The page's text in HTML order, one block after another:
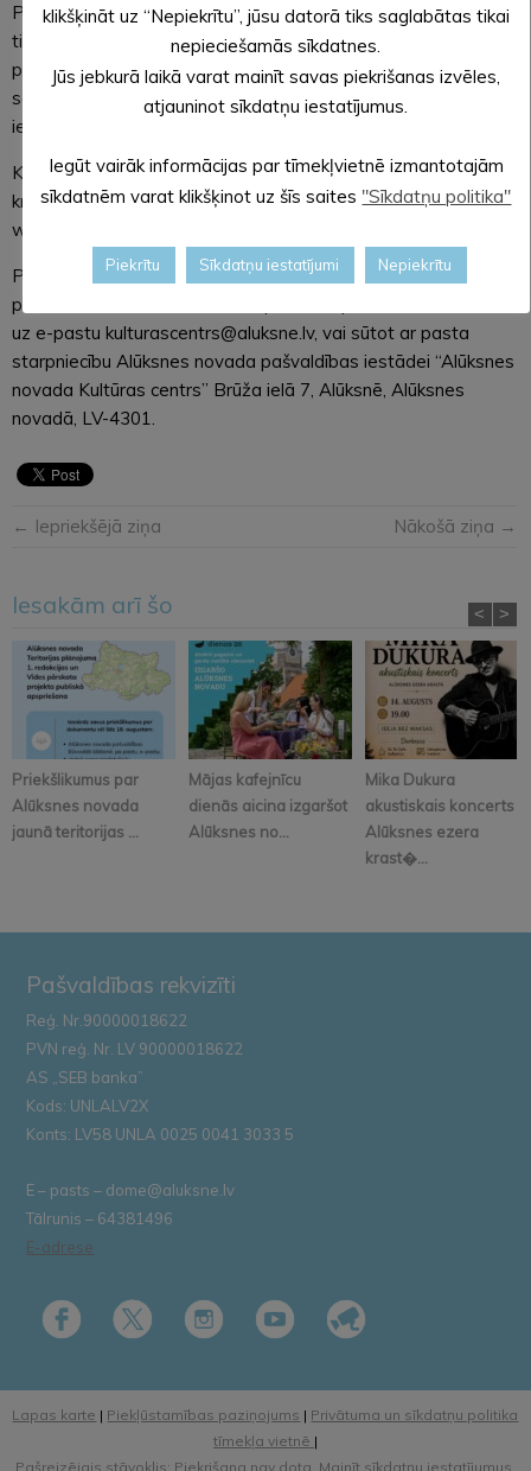
Pretendentam jāiesniedz aizpildīta pieteikuma veidlapa,
tirdzniecības vietu un piedāvāto aktivitāšu shematiskais
plāns un vizualizācijas, kā arī VID izziņa, ka nodokļu vai
sociālās apdrošināšanas iemaksu parādu summa pieteikuma
iesniegšanas dienā nepārsniedz 150 EUR.
Konkursa nolikums, pieteikuma veidlapa, kā arī vērtēšanas
kritēriji ir pieejami Alūksnes novada pašvaldības tīmekļvietnē
www.aluksne.lv sadaļā
Pieteikuma dokumenti iesniedzami līdz 2024. gada 20. jūnija
pulksten 17.00, ar elektronisko parakstu parakstītus nosūtot
uz e-pastu kulturascentrs@aluksne.lv, vai sūtot ar pasta
starpniecību Alūksnes novada pašvaldības iestādei “Alūksnes
novada Kultūras centrs” Brūža ielā 7, Alūksnē, Alūksnes
novadā, LV-4301.
← Iepriekšējā ziņa Nākošā ziņa →
Iesakām arī šo
Priekšlikumus par
Alūksnes novada
jaunā teritorijas ...
Mājas kafejnīcu
dienās aicina izgaršot
Alūksnes no...
Mika Dukura
akustiskais koncerts
Alūksnes ezera
krast�...
< >
Pašvaldības rekvizīti
Reģ. Nr.90000018622
PVN reģ. Nr. LV 90000018622
AS „SEB banka”
Kods: UNLALV2X
Konts: LV58 UNLA 0025 0041 3033 5
E – pasts – dome@aluksne.lv
Tālrunis – 64381496
E-adrese
Lapas karte | Piekļūstamības paziņojums | Privātuma un sīkdatņu politika
tīmekļa vietnē |
Pašreizējais stāvoklis: Piekrišana nav dota. Mainīt sīkdatņu iestatījumus.
klikšķināt uz “Nepiekrītu”, jūsu datorā tiks saglabātas tikai
nepieciešamās sīkdatnes.
Jūs jebkurā laikā varat mainīt savas piekrišanas izvēles,
atjauninot sīkdatņu iestatījumus.
Iegūt vairāk informācijas par tīmekļvietnē izmantotajām
sīkdatnēm varat klikšķinot uz šīs saites "Sīkdatņu politika"
Piekrītu Sīkdatņu iestatījumi Nepiekrītu